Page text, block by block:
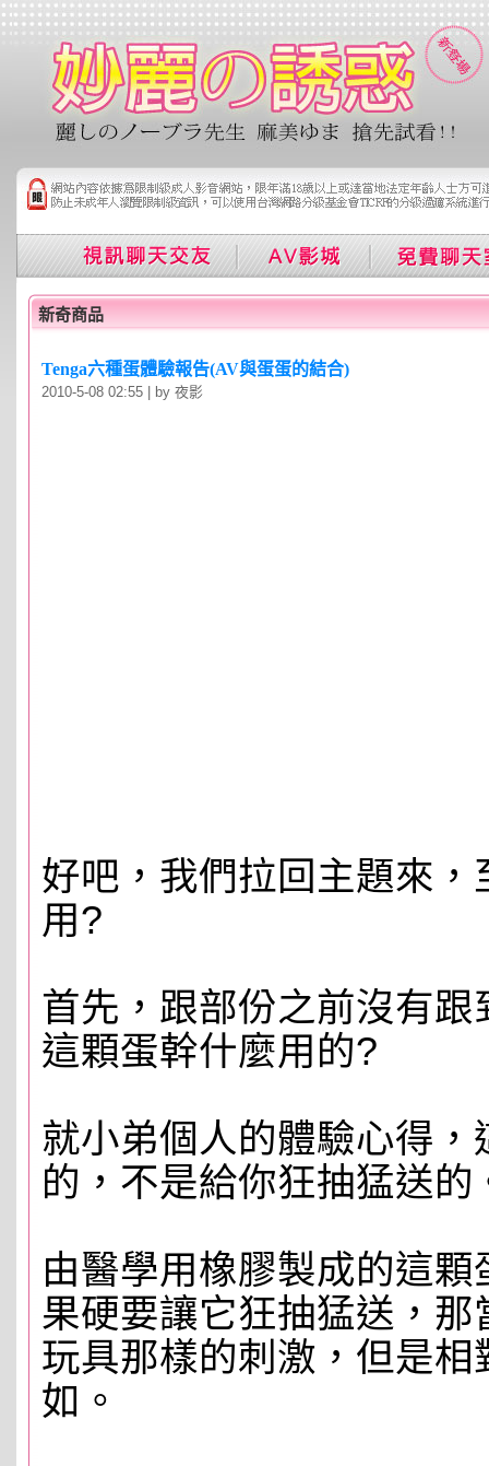
新奇商品
Tenga六種蛋體驗報告(AV與蛋蛋的結合)
2010-5-08 02:55 | by 夜影
好吧，我們拉回主題來，
用?
首先，跟部份之前沒有
這顆蛋幹什麼用的?
就小弟個人的體驗心得，
的，不是給你狂抽猛送的
由醫學用橡膠製成的這
果硬要讓它狂抽猛送，
玩具那樣的刺激，但是相
如。